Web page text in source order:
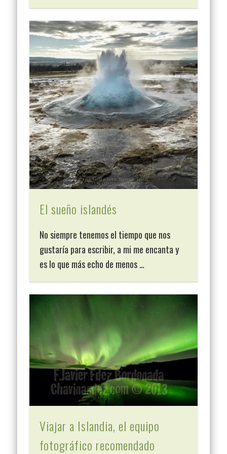
El sueño islandés
No siempre tenemos el tiempo que nos
gustaría para escribir, a mi me encanta y
es lo que más echo de menos …
Viajar a Islandia, el equipo
fotográfico recomendado